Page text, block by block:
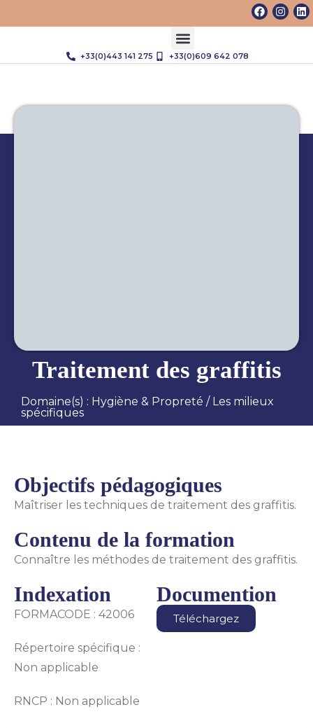
+33(0)443 141 275 +33(0)609 642 078
Traitement des graffitis
Domaine(s) : Hygiène & Propreté / Les milieux
spécifiques
Objectifs pédagogiques
Maîtriser les techniques de traitement des graffitis.
Contenu de la formation
Connaître les méthodes de traitement des graffitis.
Indexation
FORMACODE : 42006
Répertoire spécifique :
Non applicable
RNCP : Non applicable
Documention
Téléchargez